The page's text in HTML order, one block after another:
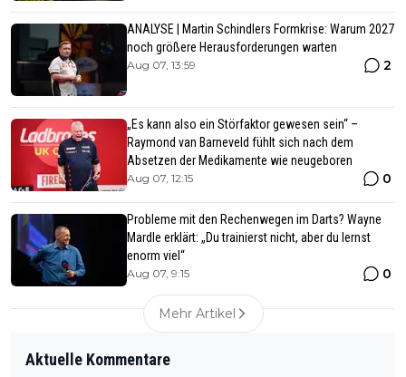
ANALYSE | Martin Schindlers Formkrise: Warum 2027
noch größere Herausforderungen warten
Aug 07, 13:59 2
„Es kann also ein Störfaktor gewesen sein“ –
Raymond van Barneveld fühlt sich nach dem
Absetzen der Medikamente wie neugeboren
Aug 07, 12:15 0
Probleme mit den Rechenwegen im Darts? Wayne
Mardle erklärt: „Du trainierst nicht, aber du lernst
enorm viel“
Aug 07, 9:15 0
Mehr Artikel
Aktuelle Kommentare